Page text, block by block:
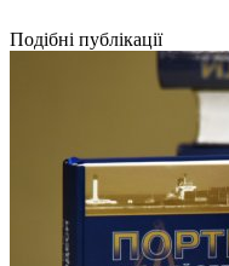
Подібні публікації